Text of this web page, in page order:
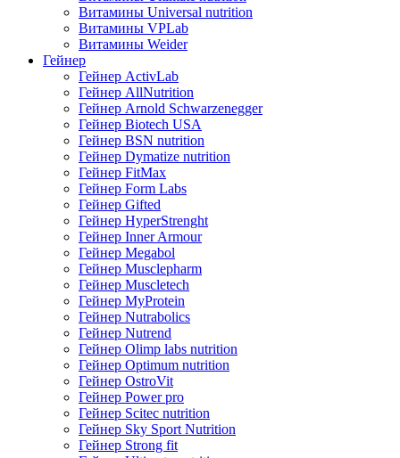
Витамины Universal nutrition
Витамины VPLab
Витамины Weider
Гейнер
Гейнер ActivLab
Гейнер AllNutrition
Гейнер Arnold Schwarzenegger
Гейнер Biotech USA
Гейнер BSN nutrition
Гейнер Dymatize nutrition
Гейнер FitMax
Гейнер Form Labs
Гейнер Gifted
Гейнер HyperStrenght
Гейнер Inner Armour
Гейнер Megabol
Гейнер Musclepharm
Гейнер Muscletech
Гейнер MyProtein
Гейнер Nutrabolics
Гейнер Nutrend
Гейнер Olimp labs nutrition
Гейнер Optimum nutrition
Гейнер OstroVit
Гейнер Power pro
Гейнер Scitec nutrition
Гейнер Sky Sport Nutrition
Гейнер Strong fit